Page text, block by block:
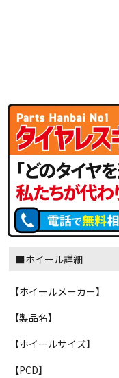
■ホイール詳細
【ホイールメーカー】
【製品名】
【ホイールサイズ】
【PCD】